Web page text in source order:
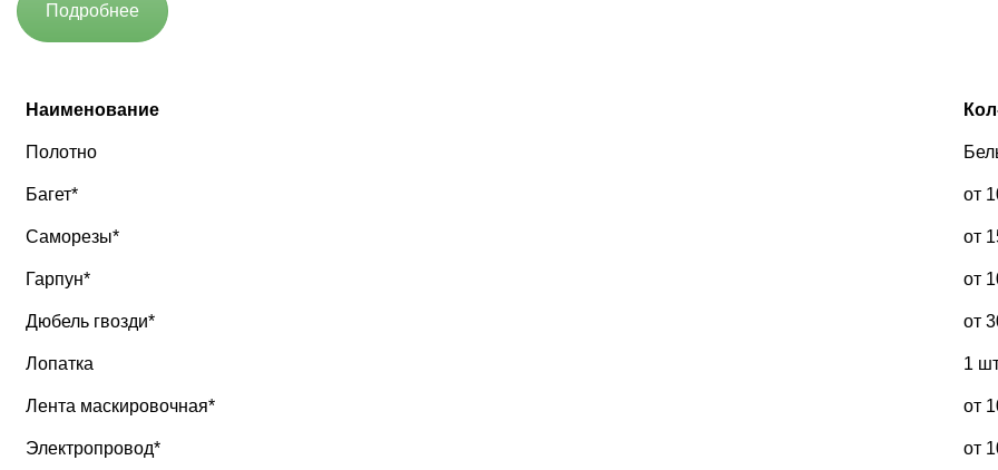
Подробнее
Наименование
Полотно
Багет* от
Саморезы* от
Гарпун* от
Дюбель гвозди* от
Лопатка 1
Лента маскировочная* от
Электропровод* от